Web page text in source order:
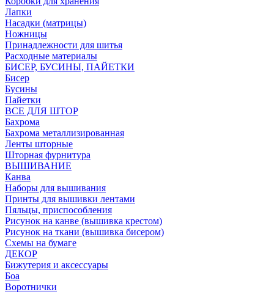
Лапки
Насадки (матрицы)
Ножницы
Принадлежности для шитья
Расходные материалы
БИСЕР, БУСИНЫ, ПАЙЕТКИ
Бисер
Бусины
Пайетки
ВСЕ ДЛЯ ШТОР
Бахрома
Бахрома металлизированная
Ленты шторные
Шторная фурнитура
ВЫШИВАНИЕ
Канва
Наборы для вышивания
Принты для вышивки лентами
Пяльцы, приспособления
Рисунок на канве (вышивка крестом)
Рисунок на ткани (вышивка бисером)
Схемы на бумаге
ДЕКОР
Бижутерия и аксессуары
Боа
Воротнички